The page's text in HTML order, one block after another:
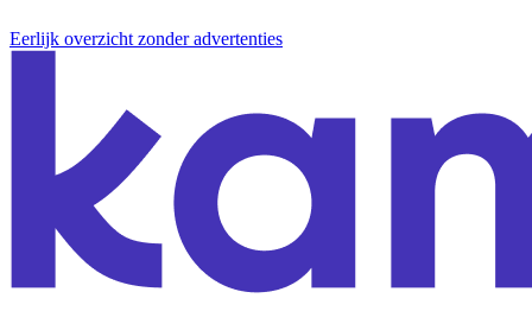
Eerlijk overzicht zonder advertenties